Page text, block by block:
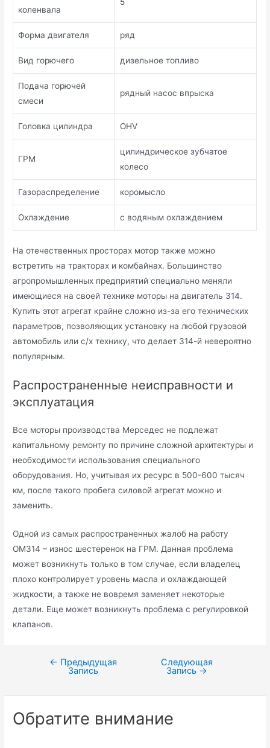
коленвала
Форма двигателя ряд
Вид горючего дизельное топливо
Подача горючей
смеси
рядный насос впрыска
Головка цилиндра OHV
ГРМ
цилиндрическое зубчатое
колесо
Газораспределение коромысло
Охлаждение с водяным охлаждением
На отечественных просторах мотор также можно
встретить на тракторах и комбайнах. Большинство
агропромышленных предприятий специально меняли
имеющиеся на своей технике моторы на двигатель 314.
Купить этот агрегат крайне сложно из-за его технических
параметров, позволяющих установку на любой грузовой
автомобиль или с/х технику, что делает 314-й невероятно
популярным.
Распространенные неисправности и
эксплуатация
Все моторы производства Мерседес не подлежат
капитальному ремонту по причине сложной архитектуры и
необходимости использования специального
оборудования. Но, учитывая их ресурс в 500-600 тысяч
км, после такого пробега силовой агрегат можно и
заменить.
Одной из самых распространенных жалоб на работу
ОМ314 – износ шестеренок на ГРМ. Данная проблема
может возникнуть только в том случае, если владелец
плохо контролирует уровень масла и охлаждающей
жидкости, а также не вовремя заменяет некоторые
детали. Еще может возникнуть проблема с регулировкой
клапанов.
Навигация
записям
← Предыдущая
Запись
Следующая
Запись →
Обратите внимание